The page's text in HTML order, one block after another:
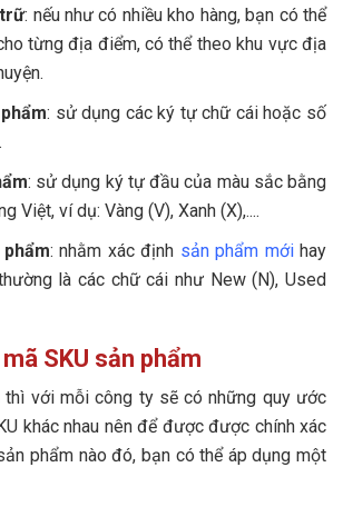
: nếu như có nhiều kho hàng, bạn có thể
từng địa điểm, có thể theo khu vực địa
: sử dụng các ký tự chữ cái hoặc số
: sử dụng ký tự đầu của màu sắc bằng
Việt, ví dụ: Vàng (V), Xanh (X),....
: nhằm xác định sản phẩm mớihay
là các chữ cái như New (N), Used
SKU sản phẩm
thì với mỗi công ty sẽ có những quy ước
khác nhau nên để được được chính xác
phẩm nào đó, bạn có thể áp dụng một